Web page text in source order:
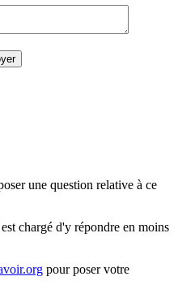
une question relative à ce
chargé d'y répondre en moins
pour poser votre